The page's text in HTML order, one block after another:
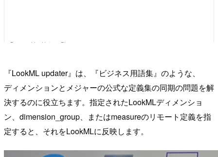
『LookML updater』は、『ビジネス用語集』のような、
ディメンションとメジャーの公式な定義集の同期の問題を解
決するのに役立ちます。指定されたLookMLディメンショ
ン、dimension_group、またはmeasureのリモート定義を指
定すると、それをLookMLに反映します。